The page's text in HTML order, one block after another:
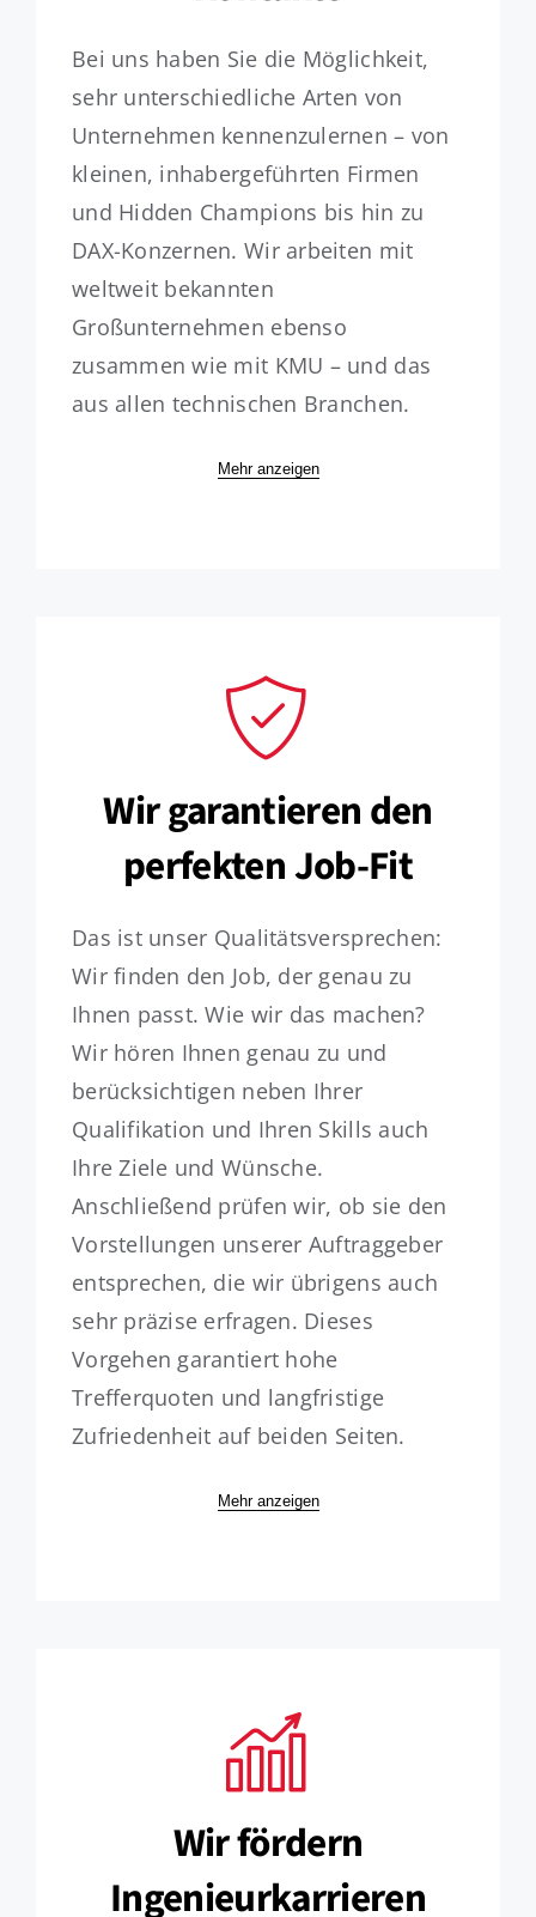
Bei uns haben Sie die Möglichkeit,
sehr unterschiedliche Arten von
Unternehmen kennenzulernen – von
kleinen, inhabergeführten Firmen
und Hidden Champions bis hin zu
DAX-Konzernen. Wir arbeiten mit
weltweit bekannten
Großunternehmen ebenso
zusammen wie mit KMU – und das
aus allen technischen Branchen.
Mehr anzeigen
Wir garantieren den
perfekten Job-Fit
Das ist unser Qualitätsversprechen:
Wir finden den Job, der genau zu
Ihnen passt. Wie wir das machen?
Wir hören Ihnen genau zu und
berücksichtigen neben Ihrer
Qualifikation und Ihren Skills auch
Ihre Ziele und Wünsche.
Anschließend prüfen wir, ob sie den
Vorstellungen unserer Auftraggeber
entsprechen, die wir übrigens auch
sehr präzise erfragen. Dieses
Vorgehen garantiert hohe
Trefferquoten und langfristige
Zufriedenheit auf beiden Seiten.
Mehr anzeigen
Wir fördern
Ingenieurkarrieren